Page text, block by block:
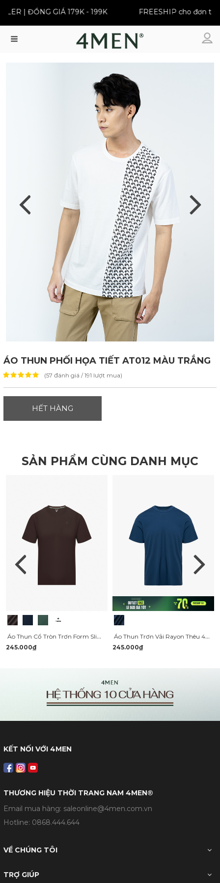
| ĐỒNG GIÁ 179K - 199K FREESHIP cho đơn từ
ÁO THUN PHỐI HỌA TIẾT AT012 MÀU TRẮNG
(57 đánh giá / 191 lượt mua)
HẾT HÀNG
SẢN PHẨM CÙNG DANH MỤC
Áo Thun Cổ Tròn Trơn Form Slimfit AT132
245.000₫
Áo Thun Trơn Vải Rayon Thêu 4MEN Club Tay Áo Form Slimfit AT155
245.000₫
KẾT NỐI VỚI 4MEN
THƯƠNG HIỆU THỜI TRANG NAM 4MEN®
Email mua hàng: saleonline@4men.com.vn
Hotline: 0868.444.644
VỀ CHÚNG TÔI
TRỢ GIÚP